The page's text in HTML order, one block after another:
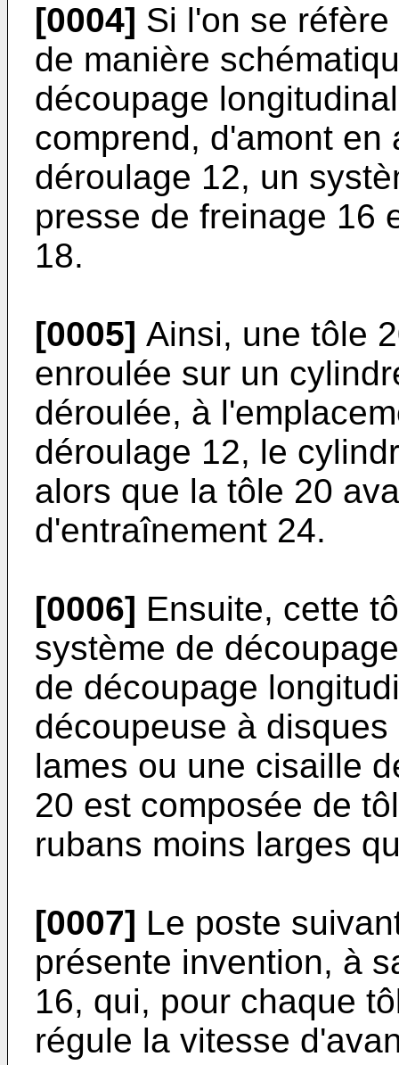
[0004] Si l'on se
de manière
découpage
comprend, d'amont en
déroulage 12, un
presse de freinage 16
18.
[0005] Ainsi, une tôle
enroulée sur un
déroulée, à
déroulage 12, le
alors que la tôle 20
d'entraînement 24.
[0006] Ensuite, cette
système de
de découpage
découpeuse à
lames ou une cisaille
20 est composée de
rubans moins larges
[0007] Le poste
présente invention, à
16, qui, pour chaque
régule la vitesse